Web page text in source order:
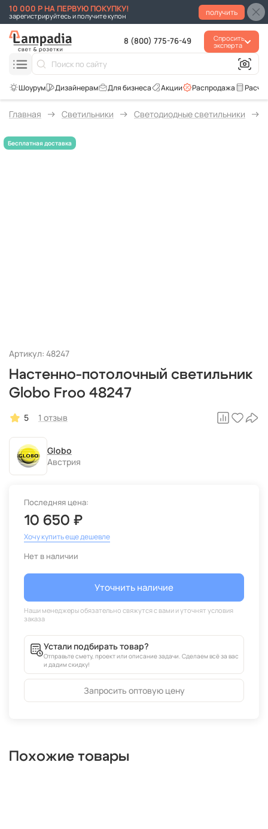
10 000 Р НА ПЕРВУЮ ПОКУПКУ!
зарегистрируйтесь и получите купон получить
8 (800) 775-76-49
Спросить
эксперта
Распродажа
Акции
Для бизнеса
Главная Светильники Светодиодные светильники
Артикул: 48247
Настенно-потолочный светильник
Globo Froo 48247
5 1 отзыв
Globo
Австрия
Последняя цена:
10 650 ₽
Хочу купить еще дешевле
Нет в наличии
Уточнить наличие
Устали подбирать товар?
Отправьте смету, проект или описание задачи. Сделаем всё за вас
и дадим скидку!
Запросить оптовую цену
Похожие товары